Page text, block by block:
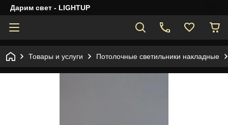
Дарим свет - LIGHTUP
Товары и услуги Потолочные светильники накладные